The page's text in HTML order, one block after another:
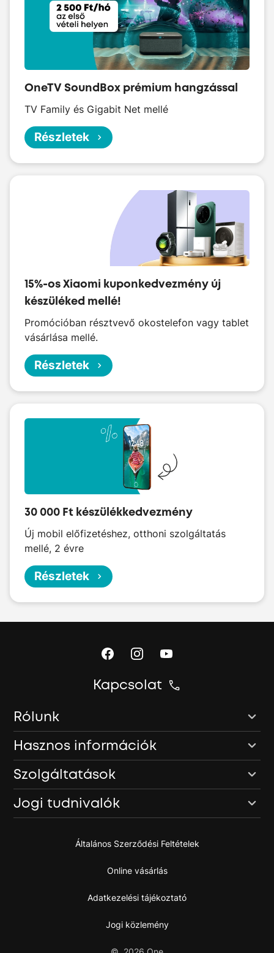
OneTV SoundBox prémium hangzással
TV Family és Gigabit Net mellé
Részletek
15%-os Xiaomi kuponkedvezmény új
készüléked mellé!
Promócióban résztvevő okostelefon vagy tablet
vásárlása mellé.
Részletek
30 000 Ft készülékkedvezmény
Új mobil előfizetéshez, otthoni szolgáltatás
mellé, 2 évre
Részletek
Kapcsolat
Rólunk
Hasznos információk
Szolgáltatások
Jogi tudnivalók
Általános Szerződési Feltételek
Online vásárlás
Adatkezelési tájékoztató
Jogi közlemény